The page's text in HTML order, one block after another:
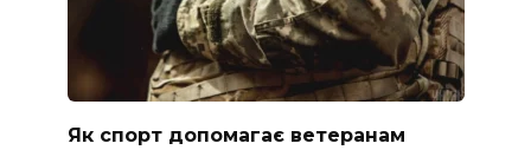
Як спорт допомагає ветеранам